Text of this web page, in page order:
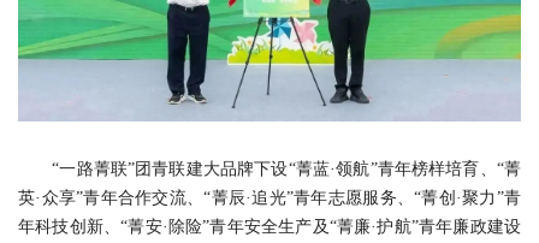
“一路菁联”团青联建大品牌下设“菁蓝·领航”青年榜样培育、“菁
英·众享”青年合作交流、“菁辰·追光”青年志愿服务、“菁创·聚力”青
年科技创新、“菁安·除险”青年安全生产及“菁廉·护航”青年廉政建设